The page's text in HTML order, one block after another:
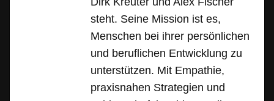
steht. Seine Mission ist es,
Menschen bei ihrer persönlichen
und beruflichen Entwicklung zu
unterstützen. Mit Empathie,
praxisnahen Strategien und